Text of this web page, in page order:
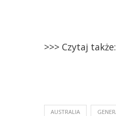
>>> Czytaj także:
AUSTRALIA